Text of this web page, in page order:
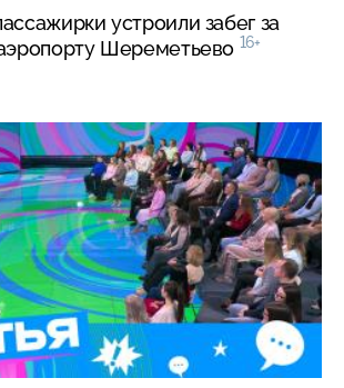
устроили забег за
Шереметьево 16+